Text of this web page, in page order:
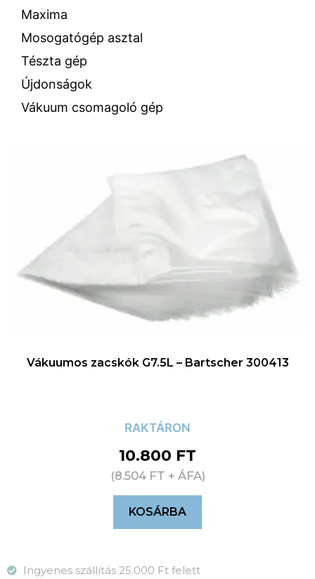
Maxima
Mosogatógép asztal
Tészta gép
Újdonságok
Vákuum csomagoló gép
Vákuumos zacskók G7.5L – Bartscher 300413
RAKTÁRON
10.800 FT
(8.504 FT + ÁFA)
KOSÁRBA
Ingyenes szállítás 25.000 Ft felett